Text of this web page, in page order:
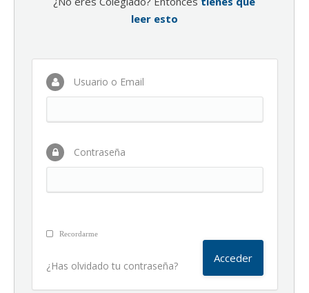
leer esto
Usuario o Email
Contraseña
Recordarme
¿Has olvidado tu contraseña?